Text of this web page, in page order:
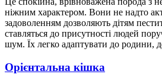
ніжним характером. Вони не надто
задоволенням дозволяють дітям
ставляться до присутності людей
шум. Їх легко адаптувати до родини,
Орієнтальна кішка